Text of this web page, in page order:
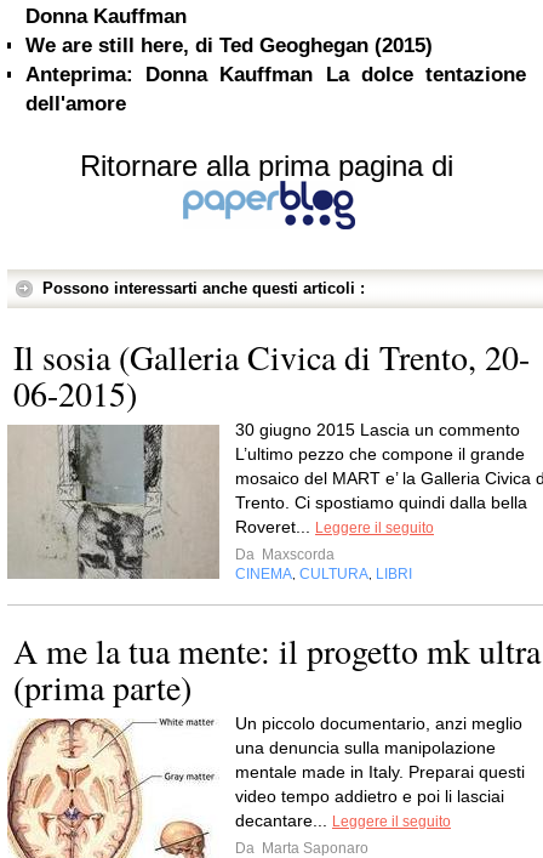
Donna Kauffman
We are still here, di Ted Geoghegan (2015)
Anteprima: Donna Kauffman La dolce tentazione
dell'amore
Ritornare alla prima pagina di
Possono interessarti anche questi articoli :
Il sosia (Galleria Civica di Trento, 20-
06-2015)
30 giugno 2015 Lascia un commento
L’ultimo pezzo che compone il grande
mosaico del MART e’ la Galleria Civica
Trento. Ci spostiamo quindi dalla bella
Roveret...
Leggere il seguito
Da Maxscorda
CINEMA CULTURA LIBRI
A me la tua mente: il progetto mk ultra
(prima parte)
Un piccolo documentario, anzi meglio
una denuncia sulla manipolazione
mentale made in Italy. Preparai questi
video tempo addietro e poi li lasciai
decantare...
Leggere il seguito
Da Marta Saponaro